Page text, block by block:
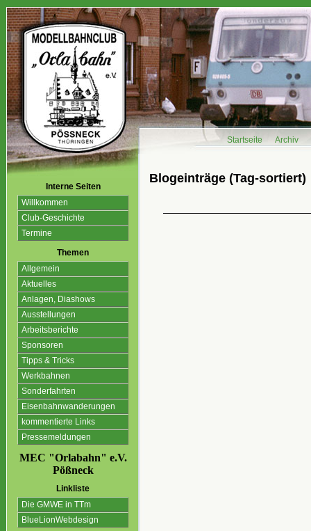
Startseite Archiv
Interne Seiten
Willkommen
Club-Geschichte
Termine
Themen
Allgemein
Aktuelles
Anlagen, Diashows
Ausstellungen
Arbeitsberichte
Sponsoren
Tipps & Tricks
Werkbahnen
Sonderfahrten
Eisenbahnwanderungen
kommentierte Links
Pressemeldungen
MEC "Orlabahn" e.V.
Pößneck
Linkliste
Die GMWE in TTm
BlueLionWebdesign
Blogeinträge (Tag-sortiert)